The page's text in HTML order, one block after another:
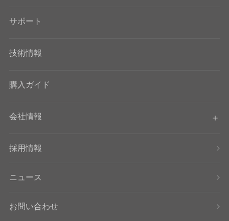
サポート
技術情報
購入ガイド
会社情報
採用情報
ニュース
お問い合わせ